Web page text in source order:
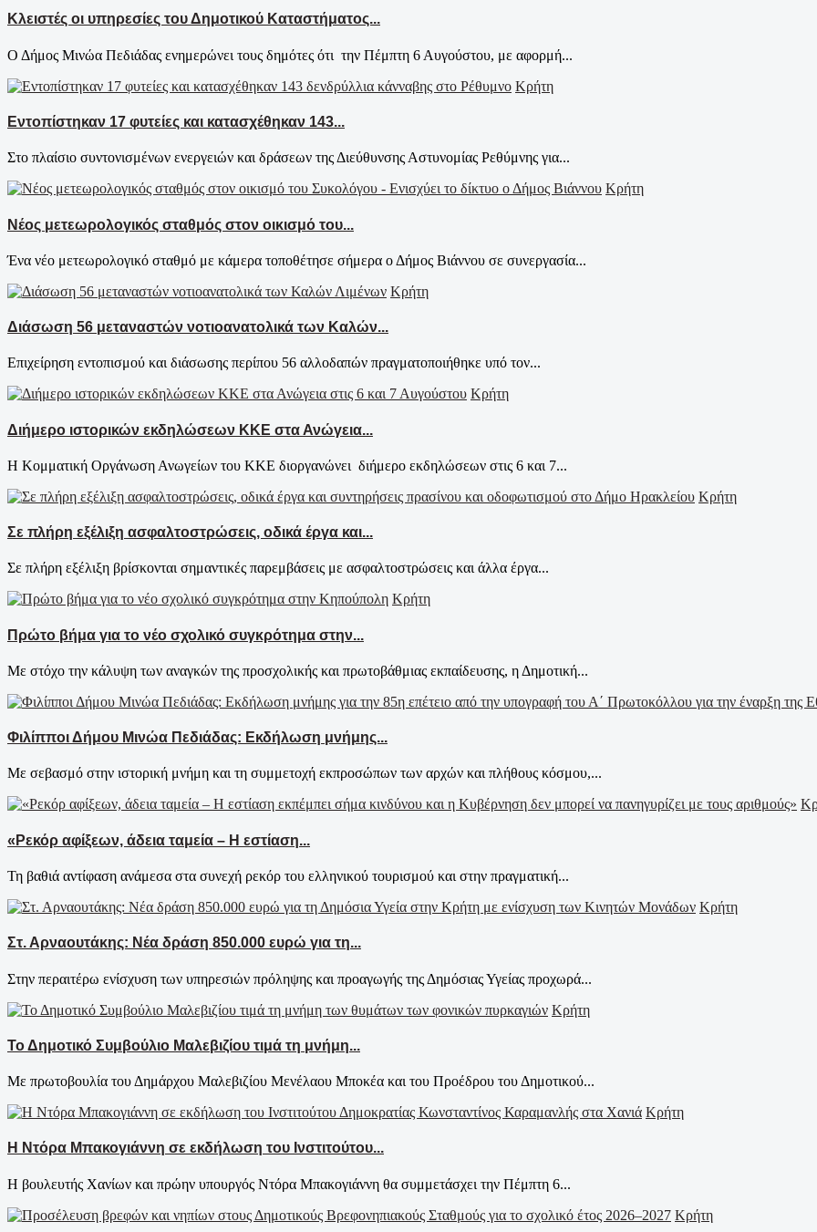
Κλειστές οι υπηρεσίες του Δημοτικού Καταστήματος...
Ο Δήμος Μινώα Πεδιάδας ενημερώνει τους δημότες ότι την Πέμπτη 6 Αυγούστου, με αφορμή...
Κρήτη
Εντοπίστηκαν 17 φυτείες και κατασχέθηκαν 143...
Στο πλαίσιο συντονισμένων ενεργειών και δράσεων της Διεύθυνσης Αστυνομίας Ρεθύμνης για...
Κρήτη
Νέος μετεωρολογικός σταθμός στον οικισμό του...
Ένα νέο μετεωρολογικό σταθμό με κάμερα τοποθέτησε σήμερα ο Δήμος Βιάννου σε συνεργασία...
Κρήτη
Διάσωση 56 μεταναστών νοτιοανατολικά των Καλών...
Επιχείρηση εντοπισμού και διάσωσης περίπου 56 αλλοδαπών πραγματοποιήθηκε υπό τον...
Κρήτη
Διήμερο ιστορικών εκδηλώσεων ΚΚΕ στα Ανώγεια...
Η Κομματική Οργάνωση Ανωγείων του ΚΚΕ διοργανώνει διήμερο εκδηλώσεων στις 6 και 7...
Κρήτη
Σε πλήρη εξέλιξη ασφαλτοστρώσεις, οδικά έργα και...
Σε πλήρη εξέλιξη βρίσκονται σημαντικές παρεμβάσεις με ασφαλτοστρώσεις και άλλα έργα...
Κρήτη
Πρώτο βήμα για το νέο σχολικό συγκρότημα στην...
Με στόχο την κάλυψη των αναγκών της προσχολικής και πρωτοβάθμιας εκπαίδευσης, η Δημοτική...
Φιλίπποι Δήμου Μινώα Πεδιάδας: Εκδήλωση μνήμης...
Με σεβασμό στην ιστορική μνήμη και τη συμμετοχή εκπροσώπων των αρχών και πλήθους κόσμου,...
«Ρεκόρ αφίξεων, άδεια ταμεία – Η εστίαση...
Τη βαθιά αντίφαση ανάμεσα στα συνεχή ρεκόρ του ελληνικού τουρισμού και στην πραγματική...
Κρήτη
Στ. Αρναουτάκης: Νέα δράση 850.000 ευρώ για τη...
Στην περαιτέρω ενίσχυση των υπηρεσιών πρόληψης και προαγωγής της Δημόσιας Υγείας προχωρά...
Κρήτη
Το Δημοτικό Συμβούλιο Μαλεβιζίου τιμά τη μνήμη...
Με πρωτοβουλία του Δημάρχου Μαλεβιζίου Μενέλαου Μποκέα και του Προέδρου του Δημοτικού...
Κρήτη
Η Ντόρα Μπακογιάννη σε εκδήλωση του Ινστιτούτου...
Η βουλευτής Χανίων και πρώην υπουργός Ντόρα Μπακογιάννη θα συμμετάσχει την Πέμπτη 6...
Κρήτη